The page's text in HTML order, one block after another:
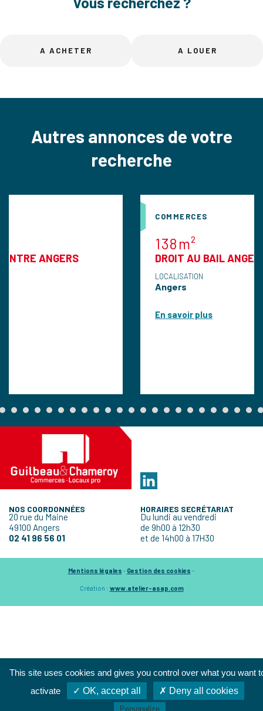
A ACHETER A LOUER
Autres annonces de votre
recherche
COMMERCES
DROIT AU BAIL ANGERS
En savoir plus
NOS COORDONNÉES
20 rue du Maine
49100 Angers
02 41 96 56 01
HORAIRES SECRÉTARIAT
Du lundi au vendredi
de 9h00 à 12h30
et de 14h00 à 17H30
Mentions légales - Gestion des cookies -
Création : www.atelier-asap.com
This site uses cookies and gives you control over what you want
activate
✓ OK, accept all ✗ Deny all cookies
Personalize